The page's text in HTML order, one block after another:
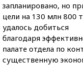
запланировано, но
цели на 130 млн 800
удалось добиться
благодаря
палате отдела по
существенную